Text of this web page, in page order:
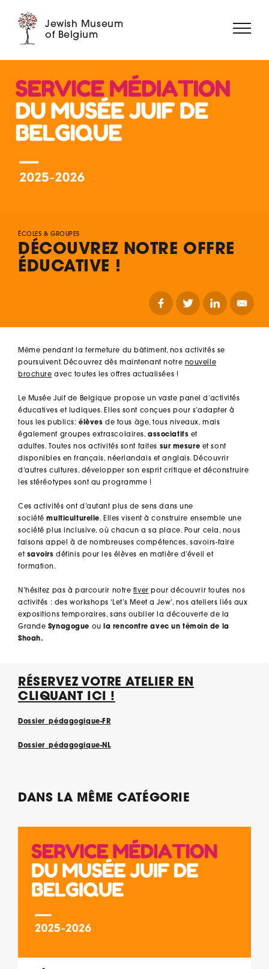
Jewish Museum
of Belgium
DIGITAL
ÉCOLES & GROUPES
DÉCOUVREZ NOTRE OFFRE
ÉDUCATIVE !
Même pendant la fermeture du bâtiment, nos activités se
poursuivent. Découvrez dès maintenant notre nouvelle
brochure avec toutes les offres actualisées !
Le Musée Juif de Belgique propose un vaste panel d’activités
éducatives et ludiques. Elles sont conçues pour s’adapter à
tous les publics:élèves de tous âge, tous niveaux, mais
également groupes extrascolaires,associatifs et
adultes. Toutes nos activités sont faites sur mesure et sont
disponibles en français, néerlandais et anglais. Découvrir
d’autres cultures, développer son esprit critique et déconstruire
les stéréotypes sont au programme !
Ces activités ont d’autant plus de sens dans une
société multiculturelle. Elles visent à construire ensemble une
société plus inclusive, où chacun a sa place. Pour cela, nous
faisons appel à de nombreuses compétences, savoirs-faire
et savoirs définis pour les élèves en matière d’éveil et
formation.
N’hésitez pas à parcourir notre flyer pour découvrir toutes nos
activités : des workshops ‘Let’s Meet a Jew’, nos ateliers liés aux
expositions temporaires, sans oublier la découverte de la
Grande Synagogue ou
la rencontre avec un témoin de la
Shoah.
RÉSERVEZ VOTRE ATELIER EN
CLIQUANT ICI !
Dossier_pédagogique-FR
Dossier_pédagogique-NL
DANS LA MÊME CATÉGORIE